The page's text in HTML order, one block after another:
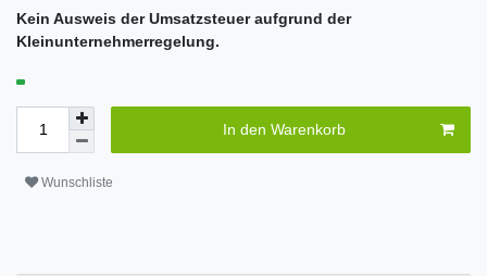
Kein Ausweis der Umsatzsteuer aufgrund der
Kleinunternehmerregelung.
In den Warenkorb
Wunschliste